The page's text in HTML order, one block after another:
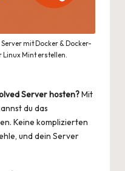
mit Docker & Docker-
Mint erstellen.
Server hosten?Mit
du das
Keine komplizierten
und dein Server